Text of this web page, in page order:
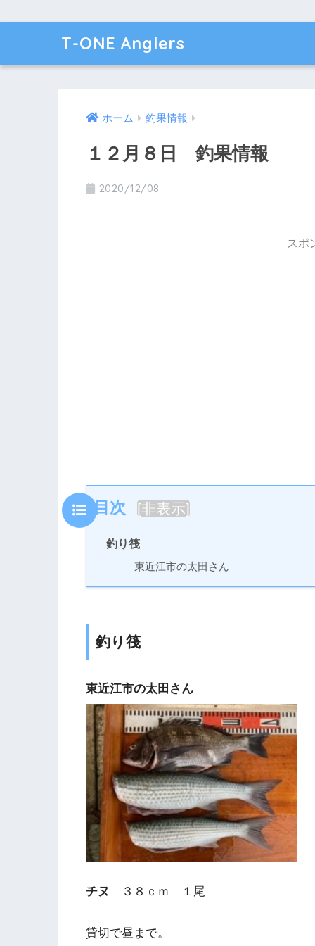
T-ONE Anglers
ホーム 釣果情報
１２月８日 釣果情報
2020/12/08
スポ
目次 [非表示]
釣り筏
東近江市の太田さん
釣り筏
東近江市の太田さん
チヌ ３８ｃｍ １尾
貸切で昼まで。